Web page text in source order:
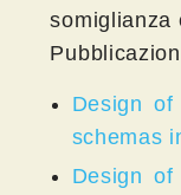
somiglianza
Design
schemas
Design